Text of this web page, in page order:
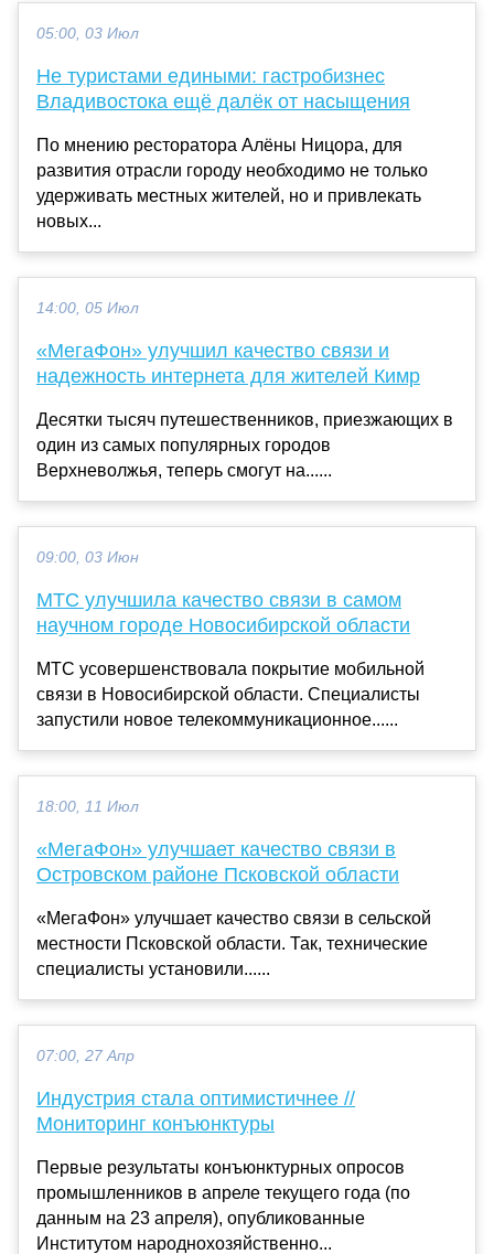
05:00, 03 Июл
Не туристами едиными: гастробизнес
Владивостока ещё далёк от насыщения
По мнению ресторатора Алёны Ницора, для
развития отрасли городу необходимо не только
удерживать местных жителей, но и привлекать
новых...
14:00, 05 Июл
«МегаФон» улучшил качество связи и
надежность интернета для жителей Кимр
Десятки тысяч путешественников, приезжающих в
один из самых популярных городов
Верхневолжья, теперь смогут на......
09:00, 03 Июн
МТС улучшила качество связи в самом
научном городе Новосибирской области
МТС усовершенствовала покрытие мобильной
связи в Новосибирской области. Специалисты
запустили новое телекоммуникационное......
18:00, 11 Июл
«МегаФон» улучшает качество связи в
Островском районе Псковской области
«МегаФон» улучшает качество связи в сельской
местности Псковской области. Так, технические
специалисты установили......
07:00, 27 Апр
Индустрия стала оптимистичнее //
Мониторинг конъюнктуры
Первые результаты конъюнктурных опросов
промышленников в апреле текущего года (по
данным на 23 апреля), опубликованные
Институтом народнохозяйственно...